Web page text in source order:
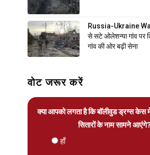
Russia-Ukraine
से सटे ओलेशन्या गांव पर
गांव की ओर बढ़ी सेना
वोट जरूर करें
क्या आपको लगता है कि बॉलीवुड ड्रग्स
सितारों के नाम सामने
हाँ